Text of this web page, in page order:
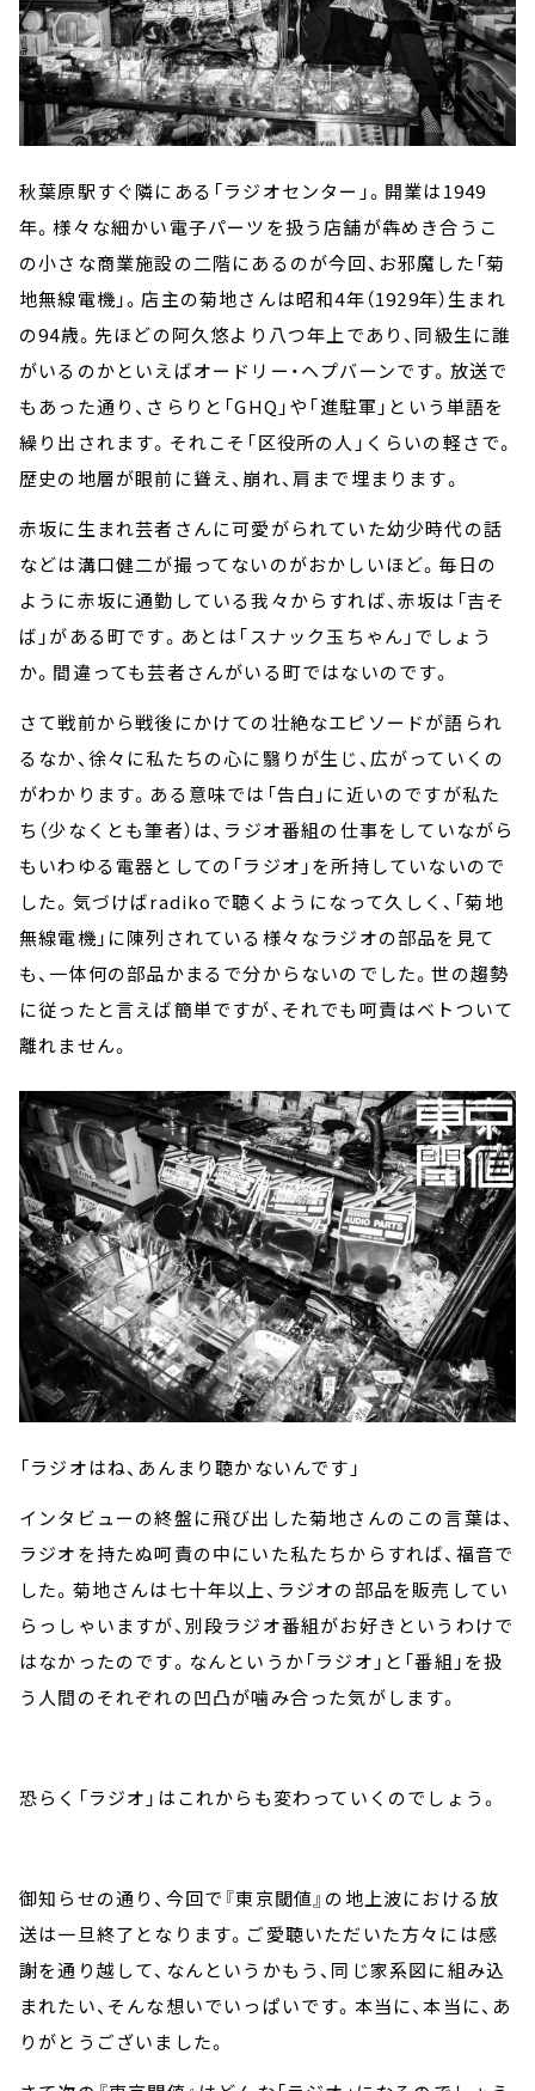
秋葉原駅すぐ隣にある「ラジオセンター」。開業は1949
年。様々な細かい電子パーツを扱う店舗が犇めき合うこ
の小さな商業施設の二階にあるのが今回、お邪魔した「菊
地無線電機」。店主の菊地さんは昭和4年（1929年）生まれ
の94歳。先ほどの阿久悠より八つ年上であり、同級生に誰
がいるのかといえばオードリー・ヘプバーンです。放送で
もあった通り、さらりと「GHQ 」や「進駐軍」という単語を
繰り出されます。それこそ「区役所の人」くらいの軽さで。
歴史の地層が眼前に聳え、崩れ、肩まで埋まります。
赤坂に生まれ芸者さんに可愛がられていた幼少時代の話
などは溝口健二が撮ってないのがおかしいほど。毎日の
ように赤坂に通勤している我々からすれば、赤坂は「吉そ
ば」がある町です。あとは「スナック玉ちゃん」でしょう
か。間違っても芸者さんがいる町ではないのです。
さて戦前から戦後にかけての壮絶なエピソードが語られ
るなか、徐々に私たちの心に翳りが生じ、広がっていくの
がわかります。ある意味では「告白」に近いのですが私た
ち（少なくとも筆者）は、ラジオ番組の仕事をしていながら
もいわゆる電器としての「ラジオ」を所持していないので
した。気づけばradikoで聴くようになって久しく、「菊地
無線電機」に陳列されている様々なラジオの部品を見て
も、一体何の部品かまるで分からないのでした。世の趨勢
に従ったと言えば簡単ですが、それでも呵責はベトついて
離れません。
「ラジオはね、あんまり聴かないんです」
インタビューの終盤に飛び出した菊地さんのこの言葉は、
ラジオを持たぬ呵責の中にいた私たちからすれば、福音で
した。菊地さんは七十年以上、ラジオの部品を販売してい
らっしゃいますが、別段ラジオ番組がお好きというわけで
はなかったのです。なんというか「ラジオ」と「番組」を扱
う人間のそれぞれの凹凸が噛み合った気がします。
恐らく「ラジオ」はこれからも変わっていくのでしょう。
御知らせの通り、今回で『東京閾値』の地上波における放
送は一旦終了となります。ご愛聴いただいた方々には感
謝を通り越して、なんというかもう、同じ家系図に組み込
まれたい、そんな想いでいっぱいです。本当に、本当に、あ
りがとうございました。